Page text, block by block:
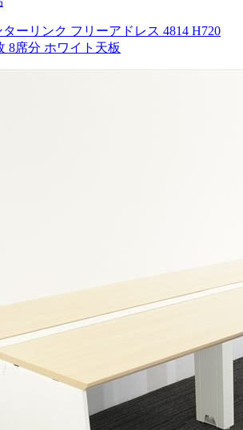
ーリンク フリーアドレス 4814 H720
8席分 ホワイト天板